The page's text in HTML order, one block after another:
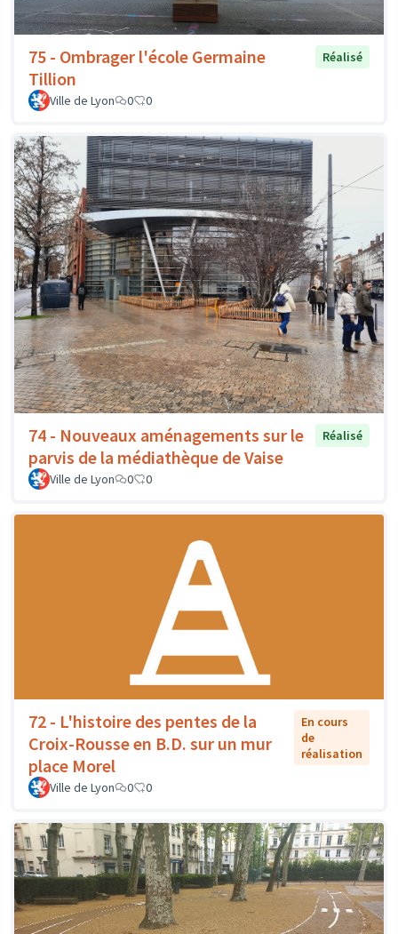
75 - Ombrager l'école Germaine
Tillion
Réalisé
Ville de Lyon 0 0
74 - Nouveaux aménagements sur le
parvis de la médiathèque de Vaise
Réalisé
Ville de Lyon 0 0
72 - L'histoire des pentes de la
Croix-Rousse en B.D. sur un mur
place Morel
En cours
de
réalisation
Ville de Lyon 0 0